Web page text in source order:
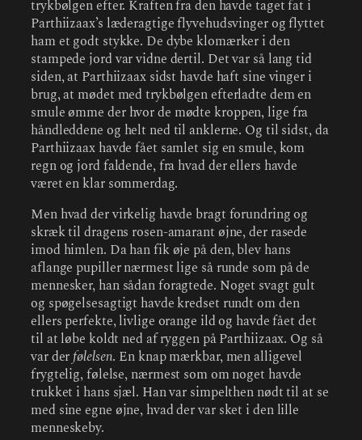
trykbølgen efter. Kraften fra den havde taget fat i
Parthiizaax’s læderagtige flyvehudsvinger og flyttet
ham et godt stykke. De dybe klomærker i den
stampede jord var vidne dertil. Det var så lang tid
siden, at Parthiizaax sidst havde haft sine vinger i
brug, at mødet med trykbølgen efterladte dem en
smule ømme der hvor de mødte kroppen, lige fra
håndleddene og helt ned til anklerne. Og til sidst, da
Parthiizaax havde fået samlet sig en smule, kom
regn og jord faldende, fra hvad der ellers havde
været en klar sommerdag.
Men hvad der virkelig havde bragt forundring og
skræk til dragens rosen-amarant øjne, der rasede
imod himlen. Da han fik øje på den, blev hans
aflange pupiller nærmest lige så runde som på de
mennesker, han sådan foragtede. Noget svagt gult
og spøgelsesagtigt havde kredset rundt om den
ellers perfekte, livlige orange ild og havde fået det
til at løbe koldt ned af ryggen på Parthiizaax. Og så
var derfølelsen. En knap mærkbar, men alligevel
frygtelig, følelse, nærmest som om noget havde
trukket i hans sjæl. Han var simpelthen nødt til at se
med sine egne øjne, hvad der var sket i den lille
menneskeby.